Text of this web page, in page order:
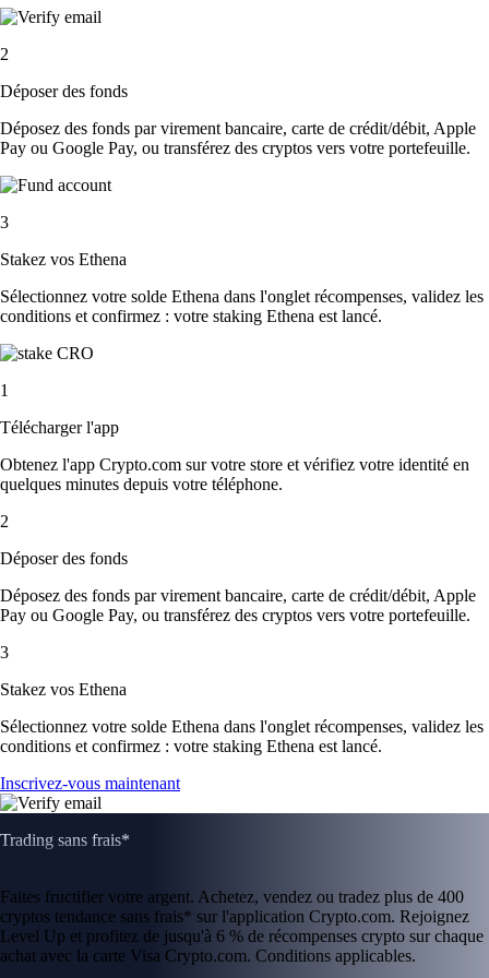
2
Déposer des fonds
Déposez des fonds par virement bancaire, carte de crédit/débit, Apple
Pay ou Google Pay, ou transférez des cryptos vers votre portefeuille.
3
Stakez vos Ethena
Sélectionnez votre solde Ethena dans l'onglet récompenses, validez les
conditions et confirmez : votre staking Ethena est lancé.
1
Télécharger l'app
Obtenez l'app Crypto.com sur votre store et vérifiez votre identité en
quelques minutes depuis votre téléphone.
2
Déposer des fonds
Déposez des fonds par virement bancaire, carte de crédit/débit, Apple
Pay ou Google Pay, ou transférez des cryptos vers votre portefeuille.
3
Stakez vos Ethena
Sélectionnez votre solde Ethena dans l'onglet récompenses, validez les
conditions et confirmez : votre staking Ethena est lancé.
Inscrivez-vous maintenant
Trading sans frais*
Faites fructifier votre argent. Achetez, vendez ou tradez plus de 400
cryptos tendance sans frais* sur l'application Crypto.com. Rejoignez
Level Up et profitez de jusqu'à 6 % de récompenses crypto sur chaque
achat avec la carte Visa Crypto.com. Conditions applicables.